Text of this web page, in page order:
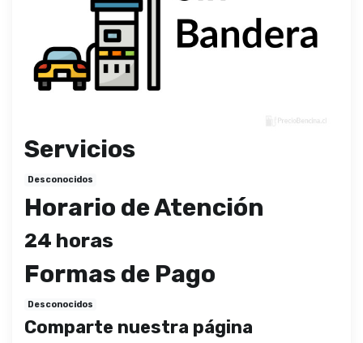
Servicios
Desconocidos
Horario de Atención
24 horas
Formas de Pago
Desconocidos
Comparte nuestra página